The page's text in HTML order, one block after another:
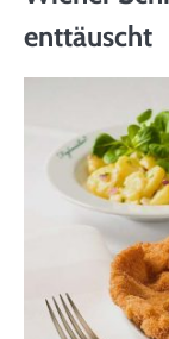
enttäuscht